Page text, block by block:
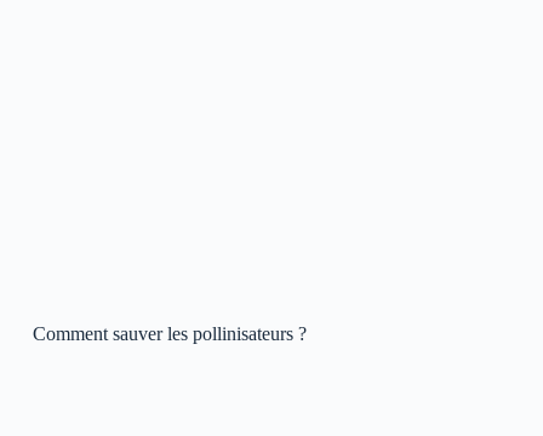
Comment sauver les pollinisateurs ?